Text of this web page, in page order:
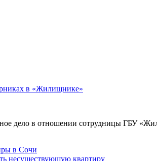
в «Жилищнике»
дело в отношении сотрудницы ГБУ
несуществующую квартиру